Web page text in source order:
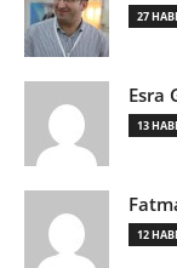
27
Esra
13
12